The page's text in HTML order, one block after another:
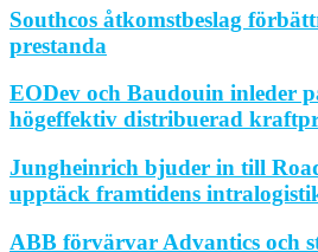
Southcos åtkomstbeslag
prestanda
EODev och Baudouin inleder
högeffektiv distribuerad
Jungheinrich bjuder in till
upptäck framtidens
ABB förvärvar Advantics och